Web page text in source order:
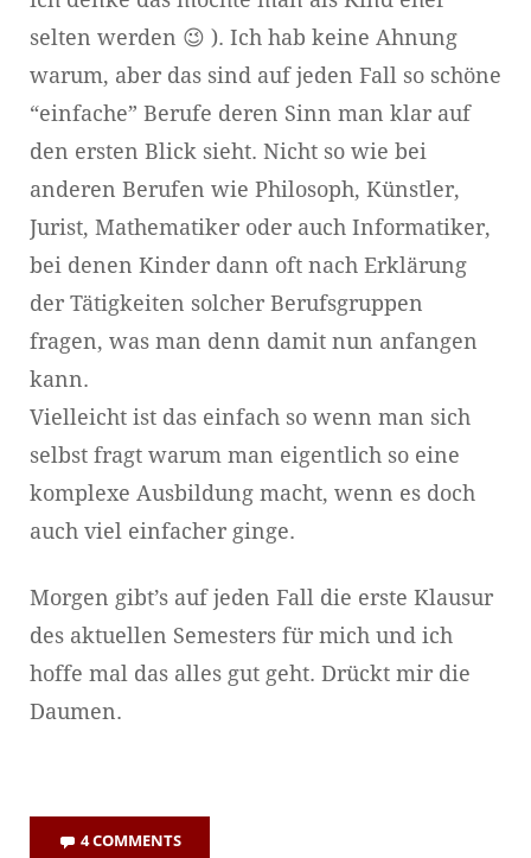
selten werden 😉 ). Ich hab keine Ahnung
warum, aber das sind auf jeden Fall so schöne
“einfache” Berufe deren Sinn man klar auf
den ersten Blick sieht. Nicht so wie bei
anderen Berufen wie Philosoph, Künstler,
Jurist, Mathematiker oder auch Informatiker,
bei denen Kinder dann oft nach Erklärung
der Tätigkeiten solcher Berufsgruppen
fragen, was man denn damit nun anfangen
kann.
Vielleicht ist das einfach so wenn man sich
selbst fragt warum man eigentlich so eine
komplexe Ausbildung macht, wenn es doch
auch viel einfacher ginge.
Morgen gibt’s auf jeden Fall die erste Klausur
des aktuellen Semesters für mich und ich
hoffe mal das alles gut geht. Drückt mir die
Daumen.
4 COMMENTS